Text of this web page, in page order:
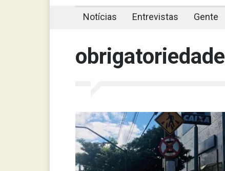
Notícias Entrevistas Gente
obrigatoriedade